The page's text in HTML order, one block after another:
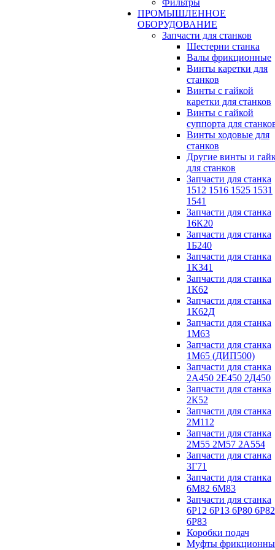
ПРОМЫШЛЕННОЕ
ОБОРУДОВАНИЕ
Запчасти для станков
Шестерни станка
Валы фрикционные
Винты каретки для
станков
Винты с гайкой
каретки для станков
Винты с гайкой
суппорта для
Винты ходовые для
станков
Другие винты и
для станков
Запчасти для станка
1512 1516 1525 1531
1541
Запчасти для станка
16К20
Запчасти для станка
1Б240
Запчасти для станка
1К341
Запчасти для станка
1К62
Запчасти для станка
1К62Д
Запчасти для станка
1М63
Запчасти для станка
1М65 (ДИП500)
Запчасти для станка
2А450 2Е450 2Д450
Запчасти для станка
2К52
Запчасти для станка
2М112
Запчасти для станка
2М55 2М57 2А554
Запчасти для станка
3Г71
Запчасти для станка
6М82 6М83
Запчасти для станка
6Р12 6Р13 6Р80 6Р82
6Р83
Коробки подач
Муфты